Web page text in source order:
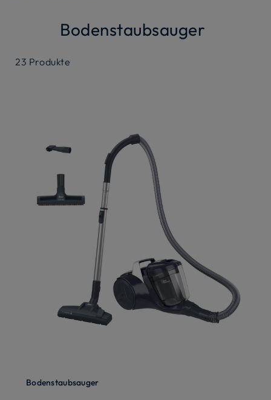
Bodenstaubsauger
23 Produkte
Bodenstaubsauger